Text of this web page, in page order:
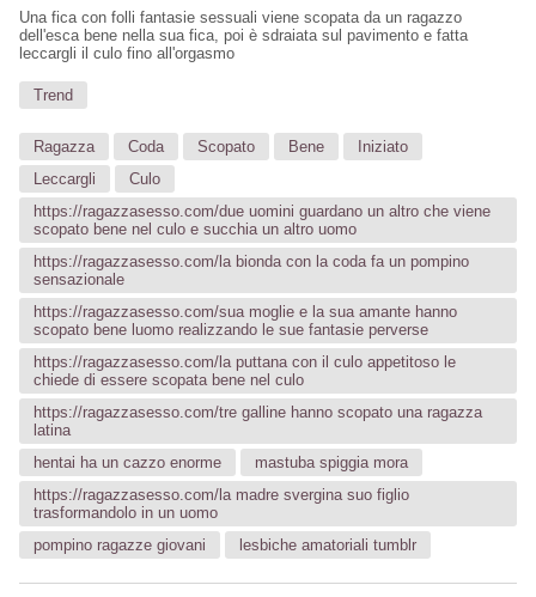
Una fica con folli fantasie sessuali viene scopata da un ragazzo
dell'esca bene nella sua fica, poi è sdraiata sul pavimento e fatta
leccargli il culo fino all'orgasmo
Trend
Ragazza Coda Scopato Bene
Iniziato
Leccargli
Culo
https://ragazzasesso.com/due uomini guardano un altro che viene
scopato bene nel culo e succhia un altro uomo
https://ragazzasesso.com/la bionda con la coda fa un pompino
sensazionale
https://ragazzasesso.com/sua moglie e la sua amante hanno
scopato bene luomo realizzando le sue fantasie perverse
https://ragazzasesso.com/la puttana con il culo appetitoso le
chiede di essere scopata bene nel culo
https://ragazzasesso.com/tre galline hanno scopato una ragazza
latina
hentai ha un cazzo enorme
mastuba spiggia mora
https://ragazzasesso.com/la madre svergina suo figlio
trasformandolo in un uomo
pompino ragazze giovani
lesbiche amatoriali tumblr